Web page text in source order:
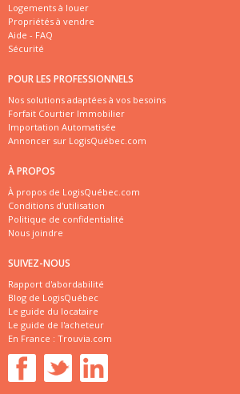
Logements à louer
Propriétés à vendre
Aide - FAQ
Sécurité
POUR LES PROFESSIONNELS
Nos solutions adaptées à vos besoins
Forfait Courtier Immobilier
Importation Automatisée
Annoncer sur LogisQuébec.com
À PROPOS
À propos de LogisQuébec.com
Conditions d'utilisation
Politique de confidentialité
Nous joindre
SUIVEZ-NOUS
Rapport d'abordabilité
Blog de LogisQuébec
Le guide du locataire
Le guide de l'acheteur
En France : Trouvia.com